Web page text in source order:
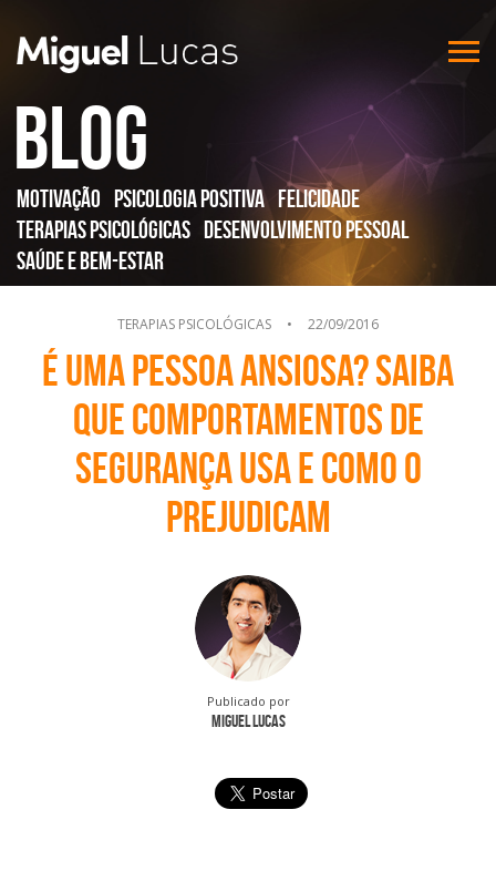
Blog
Motivação Psicologia Positiva Felicidade
Terapias Psicológicas Desenvolvimento Pessoal
Saúde e Bem-Estar
TERAPIAS PSICOLÓGICAS • 22/09/2016
É uma pessoa ansiosa? Saiba
que comportamentos de
segurança usa e como o
prejudicam
Publicado por
Miguel Lucas